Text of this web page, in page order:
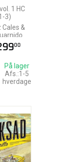
1 HC
3)
Cales &
00
På lager
Afs.:1-5
hverdage